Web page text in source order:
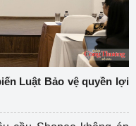
Luật Bảo vệ quyền lợi